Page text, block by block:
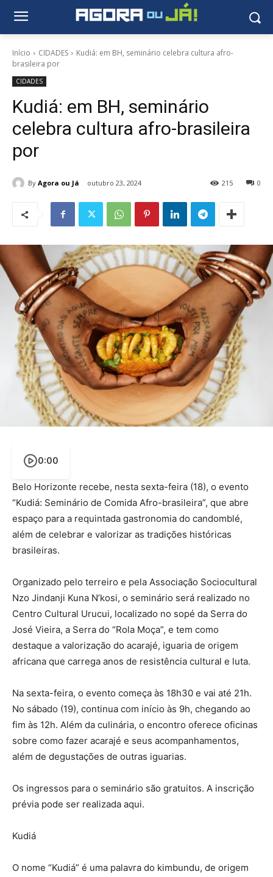
Início CIDADES
Kudiá: em BH, seminário celebra cultura afro-
brasileira por
CIDADES
Kudiá: em BH, seminário
celebra cultura afro-brasileira
por
By Agora ou Já outubro 23, 2024 0
215
0:00
Belo Horizonte recebe, nesta sexta-feira (18), o evento
“Kudiá: Seminário de Comida Afro-brasileira”, que abre
espaço para a requintada gastronomia do candomblé,
além de celebrar e valorizar as tradições históricas
brasileiras.
Organizado pelo terreiro e pela Associação Sociocultural
Nzo Jindanji Kuna N’kosi, o seminário será realizado no
Centro Cultural Urucui, localizado no sopé da Serra do
José Vieira, a Serra do “Rola Moça”, e tem como
destaque a valorização do acarajé, iguaria de origem
africana que carrega anos de resistência cultural e luta.
Na sexta-feira, o evento começa às 18h30 e vai até 21h.
No sábado (19), continua com início às 9h, chegando ao
fim às 12h. Além da culinária, o encontro oferece oficinas
sobre como fazer acarajé e seus acompanhamentos,
além de degustações de outras iguarias.
Os ingressos para o seminário são gratuitos. A inscrição
prévia pode ser realizada aqui.
Kudiá
O nome “Kudiá” é uma palavra do kimbundu, de origem